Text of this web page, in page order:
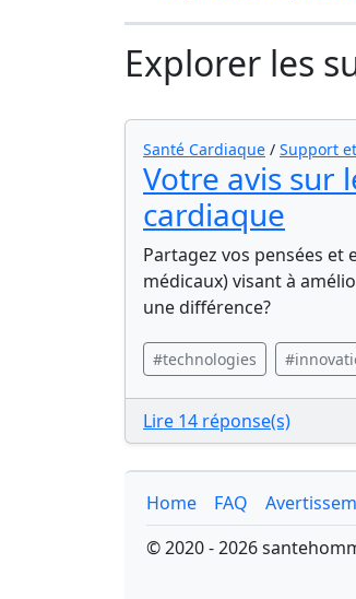
Explorer les
Santé Cardiaque / Support
Votre avis sur
cardiaque
Partagez vos pensées
médicaux) visant à
une différence?
#technologies
Lire 14 réponse(s)
Home FAQ
© 2020 - 2026